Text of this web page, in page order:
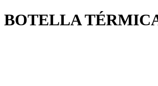
BOTELLA